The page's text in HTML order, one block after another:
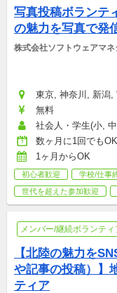
写真投稿ボランテ
の魅力を写真で発
株式会社ソフトウェアマ
東京, 神奈川, 新潟,
無料
社会人・学生(小,
数ヶ月に1回でもOK
1ヶ月からOK
初心者歓迎 学校/仕事
世代を超えた参加歓迎
メンバー/継続ボランティ
【北陸の魅力を
や記事の投稿）】
ティア